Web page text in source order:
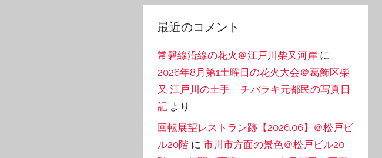
最近のコメント
常磐線沿線の花火＠江戸川柴又河岸 に
2026年8月第1土曜日の花火大会＠葛飾区柴
又 江戸川の土手 – チバラキ元都民の写真日
記 より
回転展望レストラン跡【2026.06】＠松戸ビ
ル20階 に市川市方面の景色＠松戸ビル20